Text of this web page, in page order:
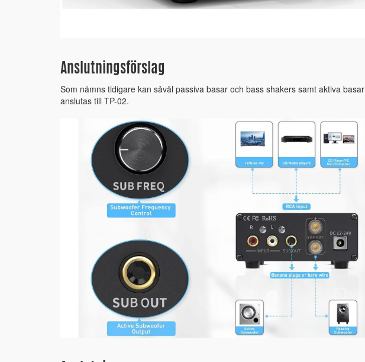
Anslutningsförslag
Som nämns tidigare kan såväl passiva basar och bass shakers samt aktiva basar
anslutas till TP-02.